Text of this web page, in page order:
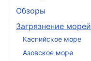
Обзоры
Загрязнение морей
Каспийское море
Азовское море